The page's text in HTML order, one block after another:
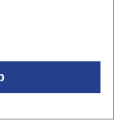
Flöte
möglich wird.
Balance und